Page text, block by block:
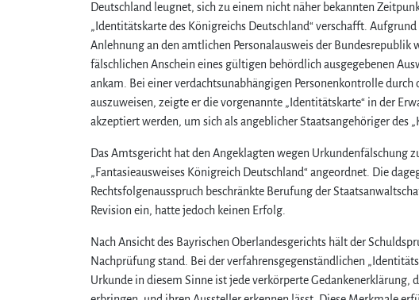
Deutschland leugnet, sich zu einem nicht näher bekannten
„Identitätskarte des Königreichs Deutschland“ verschafft.
Anlehnung an den amtlichen Personalausweis der
fälschlichen Anschein eines gültigen behördlich ausgegebenen
ankam. Bei einer verdachtsunabhängigen Personenkontrolle
auszuweisen, zeigte er die vorgenannte „Identitätskarte“ in der
akzeptiert werden, um sich als angeblicher Staatsangehöriger des
Das Amtsgericht hat den Angeklagten wegen Urkundenfälschung
„Fantasieausweises Königreich Deutschland“ angeordnet. Die
Rechtsfolgenausspruch beschränkte Berufung der
Revision ein, hatte jedoch keinen Erfolg.
Nach Ansicht des Bayrischen Oberlandesgerichts hält der
Nachprüfung stand. Bei der verfahrensgegenständlichen
Urkunde in diesem Sinne ist jede verkörperte